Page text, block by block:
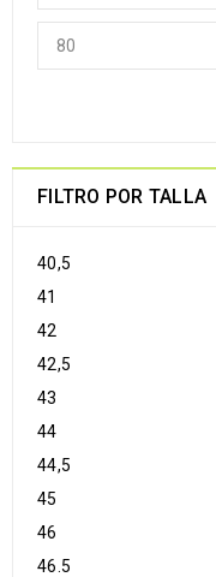
FILTRO POR TALLA
40,5
41
42
42,5
43
44
44,5
45
46
46.5